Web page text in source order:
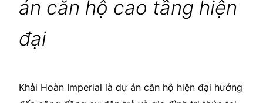
án căn hộ cao tầng hiện
đại
Khải Hoàn Imperial là dự án căn hộ hiện đại hướng